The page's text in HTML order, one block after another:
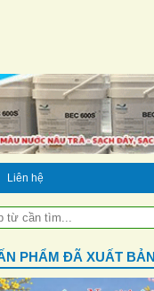
Liên hệ
PHẨM ĐÃ XUẤT BẢN